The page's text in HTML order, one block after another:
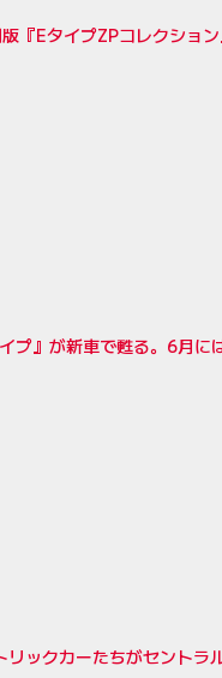
『EタイプZPコレクショ
プ』が新車で甦る。6月に
ックカーたちがセントラ